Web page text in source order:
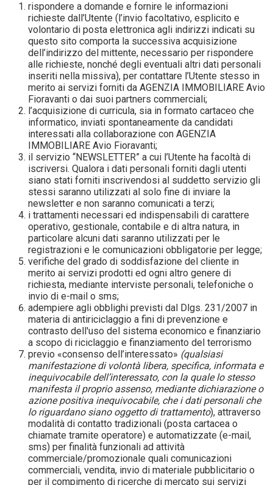
rispondere a domande e fornire le informazioni
richieste dall’Utente (l’invio facoltativo, esplicito e
volontario di posta elettronica agli indirizzi indicati su
questo sito comporta la successiva acquisizione
dell’indirizzo del mittente, necessario per rispondere
alle richieste, nonché degli eventuali altri dati personali
inseriti nella missiva), per contattare l’Utente stesso in
merito ai servizi forniti da AGENZIA IMMOBILIARE Avio
Fioravanti o dai suoi partners commerciali;
l’acquisizione di curricula, sia in formato cartaceo che
informatico, inviati spontaneamente da candidati
interessati alla collaborazione con AGENZIA
IMMOBILIARE Avio Fioravanti;
il servizio “NEWSLETTER” a cui l’Utente ha facoltà di
iscriversi. Qualora i dati personali forniti dagli utenti
siano stati forniti inscrivendosi al suddetto servizio gli
stessi saranno utilizzati al solo fine di inviare la
newsletter e non saranno comunicati a terzi;
i trattamenti necessari ed indispensabili di carattere
operativo, gestionale, contabile e di altra natura, in
particolare alcuni dati saranno utilizzati per le
registrazioni e le comunicazioni obbligatorie per legge;
verifiche del grado di soddisfazione del cliente in
merito ai servizi prodotti ed ogni altro genere di
richiesta, mediante interviste personali, telefoniche o
invio di e-mail o sms;
adempiere agli obblighi previsti dal Dlgs. 231/2007 in
materia di antiriciclaggio a fini di prevenzione e
contrasto dell'uso del sistema economico e finanziario
a scopo di riciclaggio e finanziamento del terrorismo
previo «consenso dell’interessato» (qualsiasi
manifestazione di volontà libera, specifica, informata e
inequivocabile dell’interessato, con la quale lo stesso
manifesta il proprio assenso, mediante dichiarazione o
azione positiva inequivocabile, che i dati personali che
lo riguardano siano oggetto di trattamento), attraverso
modalità di contatto tradizionali (posta cartacea o
chiamate tramite operatore) e automatizzate (e-mail,
sms) per finalità funzionali ad attività
commerciale/promozionale quali comunicazioni
commerciali, vendita, invio di materiale pubblicitario o
per il compimento di ricerche di mercato sui servizi